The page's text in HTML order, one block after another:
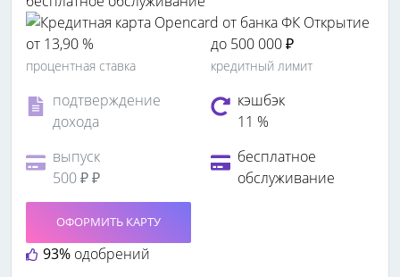
от 13,90 %
процентная ставка
до 500 000 ₽
кредитный лимит
подтверждение
дохода
кэшбэк
11 %
выпуск
500 ₽ ₽
бесплатное
обслуживание
93% одобрений
ОФОРМИТЬ КАРТУ